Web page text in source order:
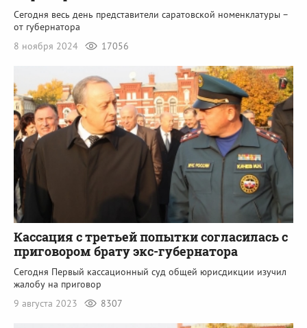
Сегодня весь день представители саратовской номенклатуры –
от губернатора
8 ноября 2024
17056
Кассация с третьей попытки согласилась с
приговором брату экс-губернатора
Сегодня Первый кассационный суд общей юрисдикции изучил
жалобу на приговор
9 августа 2023
8307